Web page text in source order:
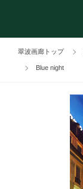
翠波画廊トップ
Blue night